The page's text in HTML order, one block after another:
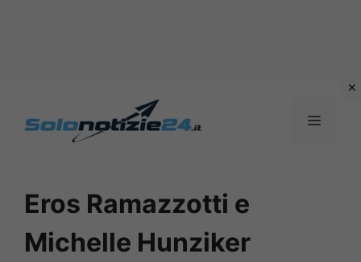
MENU
Eros Ramazzotti e
Michelle Hunziker